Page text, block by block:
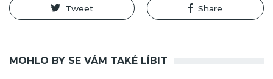
Tweet Share
MOHLO BY SE VÁM TAKÉ LÍBIT